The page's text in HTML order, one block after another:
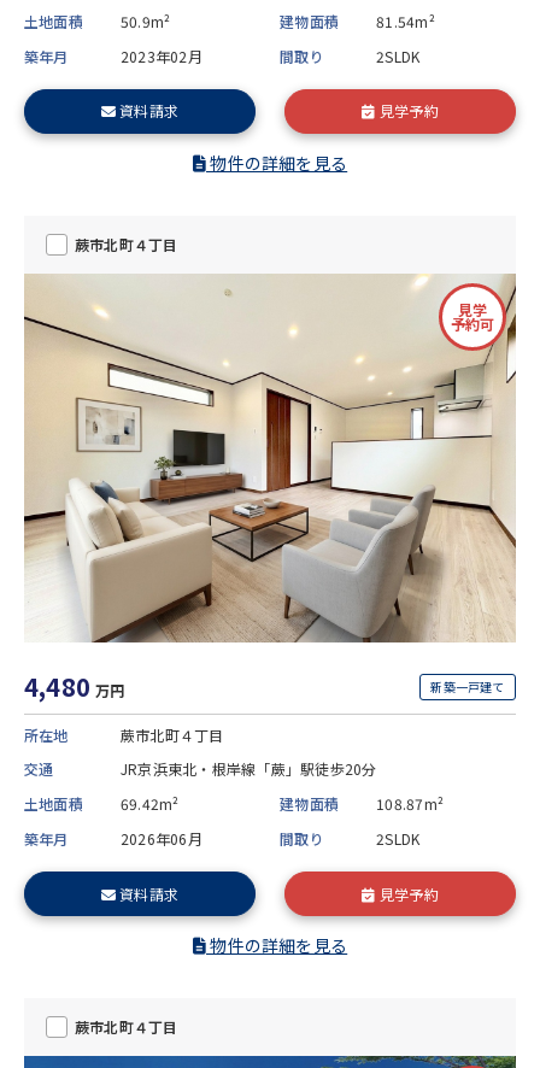
土地面積
50.9m² 建物面積
81.54m²
築年月
2023年02月 間取り 2SLDK
資料請求 見学予約
物件の詳細を見る
蕨市北町４丁目
見学
予約可
4,480 万円 新築一戸建て
所在地
蕨市北町４丁目
交通
JR京浜東北・根岸線「蕨」駅徒歩20分
土地面積
69.42m² 建物面積
108.87m²
築年月
2026年06月 間取り 2SLDK
資料請求 見学予約
物件の詳細を見る
蕨市北町４丁目